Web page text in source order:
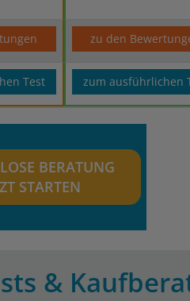
zu den
Test zum ausführlichen
BERATUNG
STARTEN
&